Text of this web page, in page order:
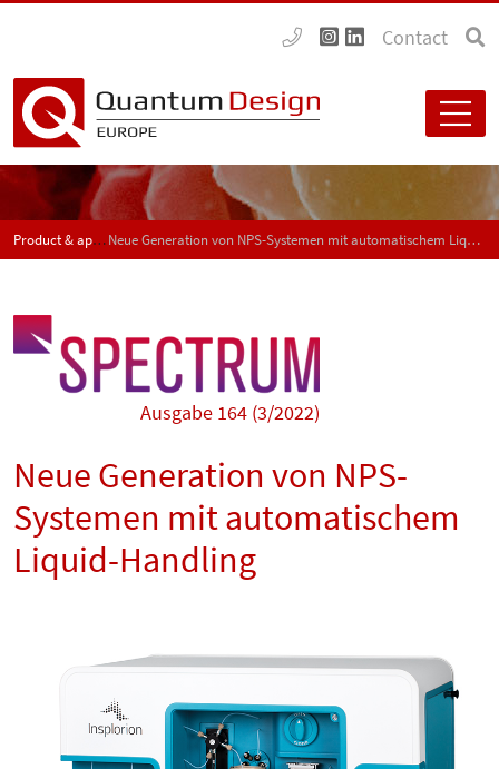
Contact
Product & application news - SPECTRUM Neue Generation von NPS-Systemen mit automatischem Liquid-Handling
Ausgabe 164 (3/2022)
Neue Generation von NPS-
Systemen mit automatischem
Liquid-Handling